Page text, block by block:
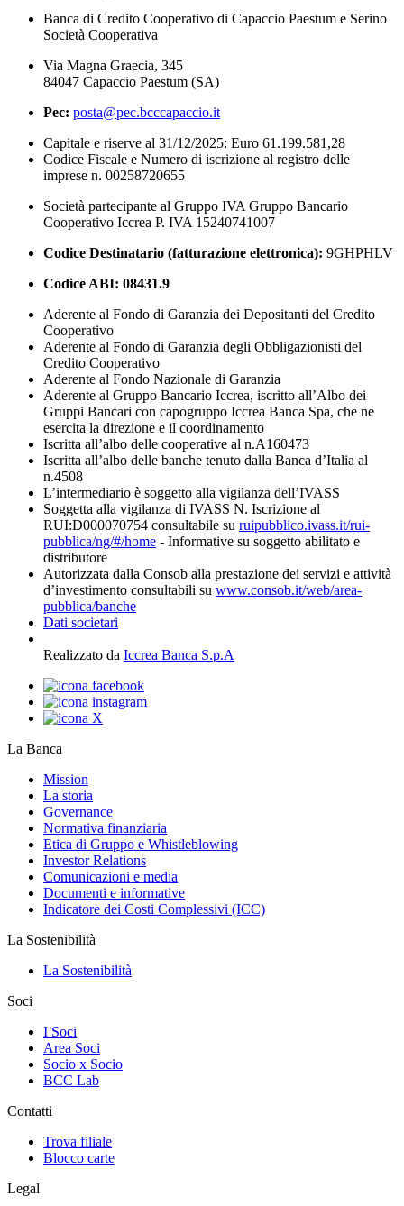
Banca di Credito Cooperativo di Capaccio Paestum e Serino
Società Cooperativa
Via Magna Graecia, 345
84047 Capaccio Paestum (SA)
Pec: posta@pec.bcccapaccio.it
Capitale e riserve al 31/12/2025: Euro 61.199.581,28
Codice Fiscale e Numero di iscrizione al registro delle
imprese n. 00258720655
Società partecipante al Gruppo IVA Gruppo Bancario
Cooperativo Iccrea P. IVA 15240741007
Codice Destinatario (fatturazione elettronica): 9GHPHLV
Codice ABI: 08431.9
Aderente al Fondo di Garanzia dei Depositanti del Credito
Cooperativo
Aderente al Fondo di Garanzia degli Obbligazionisti del
Credito Cooperativo
Aderente al Fondo Nazionale di Garanzia
Aderente al Gruppo Bancario Iccrea, iscritto all’Albo dei
Gruppi Bancari con capogruppo Iccrea Banca Spa, che ne
esercita la direzione e il coordinamento
Iscritta all’albo delle cooperative al n.A160473
Iscritta all’albo delle banche tenuto dalla Banca d’Italia al
n.4508
L’intermediario è soggetto alla vigilanza dell’IVASS
Soggetta alla vigilanza di IVASS N. Iscrizione al
RUI:D000070754 consultabile su ruipubblico.ivass.it/rui-
pubblica/ng/#/home - Informative su soggetto abilitato e
distributore
Autorizzata dalla Consob alla prestazione dei servizi e attività
d’investimento consultabili su www.consob.it/web/area-
pubblica/banche
Dati societari
Realizzato da Iccrea Banca S.p.A
La Banca
Mission
La storia
Governance
Normativa finanziaria
Etica di Gruppo e Whistleblowing
Investor Relations
Comunicazioni e media
Documenti e informative
Indicatore dei Costi Complessivi (ICC)
La Sostenibilità
La Sostenibilità
Soci
I Soci
Area Soci
Socio x Socio
BCC Lab
Contatti
Trova filiale
Blocco carte
Legal